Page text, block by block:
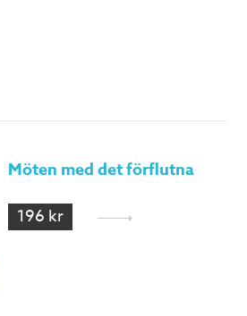
Möten med det förflutna
196 kr